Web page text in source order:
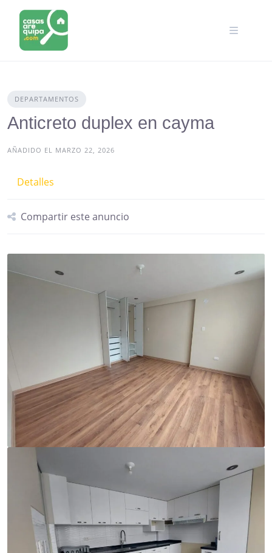
content
DEPARTAMENTOS
Anticreto duplex en cayma
AÑADIDO EL MARZO 22, 2026
Detalles
Compartir este anuncio